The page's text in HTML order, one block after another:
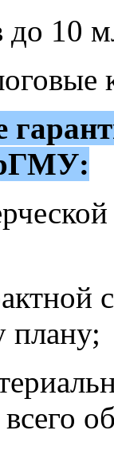
до 10
плану;